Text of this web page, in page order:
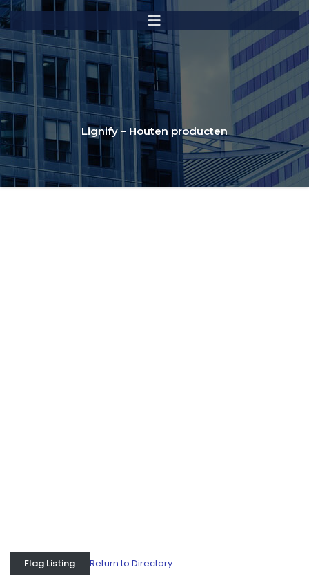
Lignify – Houten producten
Flag Listing Return to Directory